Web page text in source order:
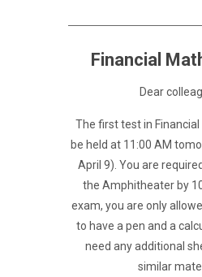
Financial
Dear
The first test in Financial
be held at 11:00 AM
April 9). You are
the Amphitheater by
exam, you are only
to have a pen and a
need any additional
similar